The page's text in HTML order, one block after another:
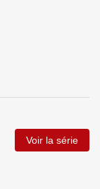
Voir la série